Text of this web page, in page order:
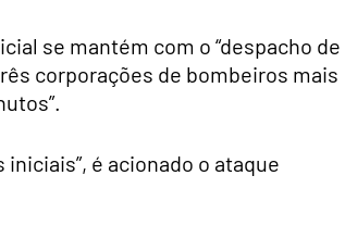
se mantém com o “despacho de
corporações de bombeiros mais
é acionado o ataque